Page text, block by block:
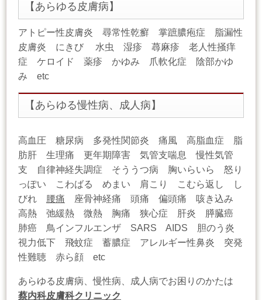
【あらゆる皮膚病】
アトピー性皮膚炎 尋常性乾癬 掌蹠膿疱症 脂漏性
皮膚炎 にきび 水虫 湿疹 蕁麻疹 老人性掻痒
症 ケロイド 薬疹 かゆみ 爪軟化症 陰部かゆ
み etc
【あらゆる慢性病、成人病】
高血圧 糖尿病 多発性関節炎 痛風 高脂血症 脂
肪肝 生理痛 更年期障害 気管支喘息 慢性気管
支 自律神経失調症 そううつ病 胸いらいら 怒り
っぽい こわばる めまい 肩こり こむら返し し
びれ
腰痛 座骨神経痛 頭痛 偏頭痛 咳き込み
高熱 弛緩熱 微熱 胸痛 狭心症 肝炎 膵臓癌
肺癌 鳥インフルエンザ SARS AIDS 胆のう炎
視力低下 飛蚊症 蓄膿症 アレルギー性鼻炎 突発
性難聴 赤ら顔 etc
あらゆる皮膚病、慢性病、成人病でお困りのかたは
蔡内科皮膚科クリニック